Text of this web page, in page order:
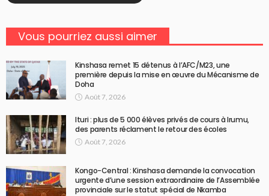
Vous pourriez aussi aimer
Kinshasa remet 15 détenus à l’AFC/M23, une
première depuis la mise en œuvre du Mécanisme de
Doha
Août 7, 2026
Ituri : plus de 5 000 élèves privés de cours à Irumu,
des parents réclament le retour des écoles
Août 7, 2026
Kongo-Central : Kinshasa demande la convocation
urgente d’une session extraordinaire de l’Assemblée
provinciale sur le statut spécial de Nkamba